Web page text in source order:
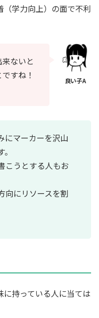
（学力向上）の面で不利
ないと
すね！
にマーカーを沢山
こうとする人もお
向にリソースを割
持っている人に当ては